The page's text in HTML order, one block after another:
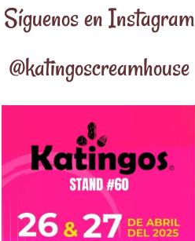
Síguenos en Instagram
@katingoscreamhouse